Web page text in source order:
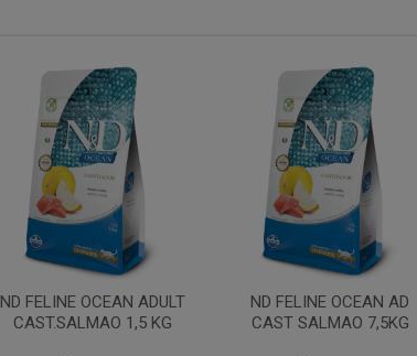
ND FELINE OCEAN ADULT
CAST.SALMAO 1,5 KG
ND FELINE OCEAN AD
CAST SALMAO 7,5KG